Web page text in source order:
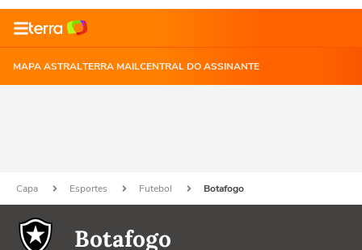
MAPA ASTRALTERRA MAILCENTRAL DO ASSINANTE
Capa Esportes Futebol Botafogo
Botafogo